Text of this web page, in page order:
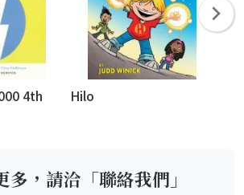
4th
Hilo
多，請洽「聯絡我們」